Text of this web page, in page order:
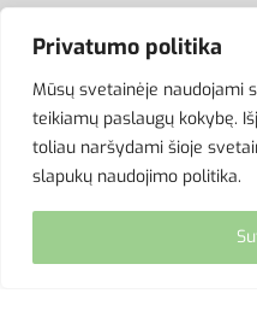
Privatumo politika
Mūsų svetainėje naudojami
teikiamų paslaugų kokybę.
toliau naršydami šioje
slapukų naudojimo politika.